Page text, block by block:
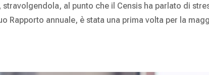
al punto che il Censis ha parlato di
Rapporto annuale, è stata una prima volta per la